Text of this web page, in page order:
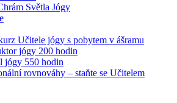
Světla Jógy
Učitele jógy s pobytem v ášramu
jógy 200 hodin
jógy 550 hodin
rovnováhy – staňte se Učitelem